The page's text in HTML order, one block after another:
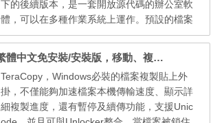
DF文件，左側可呼叫出書籤...
下的後續版本，是一套開放源代碼的辦公室軟
體，可以在多種作業系統上運作。預設的檔案
交換格式是為ISO標準的開放檔案格式（OD
F，OpenDocument Format）。軟體名稱由
「OpenOffice.org」改為「Apache OpenOffic
e」。Apache OpenOffice 是一套開放源始碼
的免費文書處理工具，他包含了文書處理(Writ
er)、試算表(Calc)、簡報(Impr...
TeraCopy 3.9.7 繁體中文免安裝/安裝版，移動、複製檔案的好幫手
TeraCopy，Windows必裝的檔案複製貼上外
掛，不僅能夠加速檔案本機傳輸速度、顯示詳
細複製進度，還有暫停及續傳功能，支援Unic